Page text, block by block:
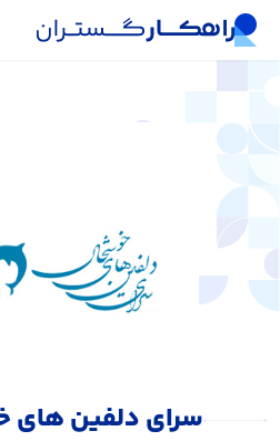
سرای دلفین های